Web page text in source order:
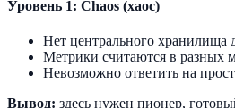
Уровень 1: Chaos (хаос)
Нет центрального хранилища
Метрики считаются в разных
Невозможно ответить на
Вывод: здесь нужен пионер,